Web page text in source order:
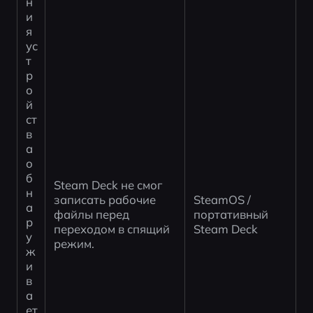
и
я
ус
т
р
о
й
ст
в
а
о
б
н
а
р
у
ж
и
в
а
ет
Steam Deck не смог
записать рабочие
файлы перед
переходом в спящий
режим.
SteamOS /
портативный
Steam Deck